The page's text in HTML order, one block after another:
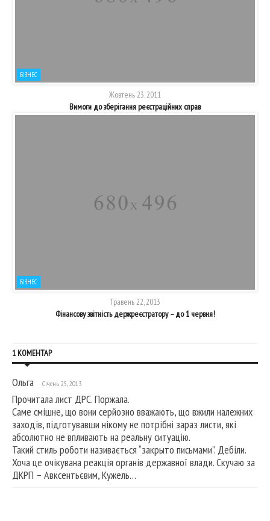
БІЗНЕС
Жовтень 23, 2011
Вимоги до зберігання реєстраційних справ
БІЗНЕС
Травень 22, 2013
Фінансову звітність держреєстратору – до 1 червня!
1 КОМЕНТАР
Ольга Січень 25, 2013
Прочитала лист ДРС. Поржала.
Саме смішне, що вони серйозно вважають, що вжили належних
заходів, підготувавши нікому не потрібні зараз листи, які
абсолютно не впливають на реальну ситуацію.
Такий стиль роботи називається “закрыто письмами”. Дебіли.
Хоча це очікувана реакція органів державної влади. Скучаю за
ДКРП – Авксентьєвим, Кужель…